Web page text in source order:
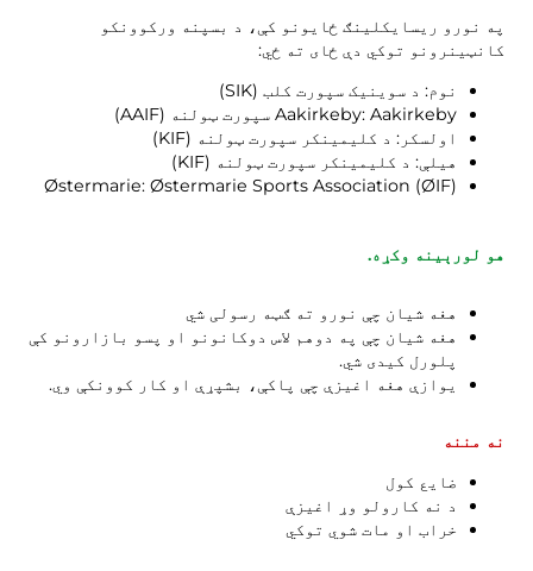
ځان خدمت
زما کثافات
د کثافاتو پورټل
د ترتیب کولو لارښوونې
په نورو ریسایکلینګ ځایونو کې، د بسپنه ورکوونکو
کانټینرونو توکي دې ځای ته ځي:
نوم: د سوینیک سپورت کلب (SIK)
Aakirkeby: Aakirkeby سپورت ټولنه (AAIF)
اولسکر: د کلیمینکر سپورت ټولنه (KIF)
هیلې: د کلیمینکر سپورت ټولنه (KIF)
Østermarie: Østermarie Sports Association (ØIF)
هو لورېينه وکړه.
هغه شیان چې نورو ته ګټه رسولی شي
هغه شیان چې په دوهم لاس دوکانونو او پسو بازارونو کې
پلورل کیدی شي.
یوازې هغه اغیزې چې پاکې، بشپړې او کار کوونکې وي.
نه مننه
ضایع کول
د نه کارولو وړ اغیزې
خراب او مات شوي توکي